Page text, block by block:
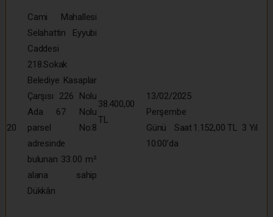
20
Cami Mahallesi
Selahattin Eyyubi
Caddesi
218.Sokak
Belediye Kasaplar
Çarşısı 226 Nolu
Ada 67 Nolu
parsel No:8
adresinde
bulunan 33.00 m²
alana sahip
Dükkân
38.400,00
TL
13/02/2025
Perşembe
Günü Saat
10:00’da
1.152,00 TL 3 Yıl